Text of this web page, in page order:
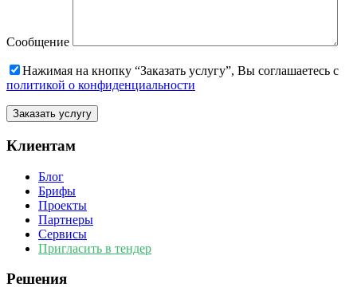
Сообщение
Нажимая на кнопку “Заказать услугу”, Вы соглашаетесь с
политикой о конфиденциальности
Клиентам
Блог
Брифы
Проекты
Партнеры
Сервисы
Пригласить в тендер
Решения